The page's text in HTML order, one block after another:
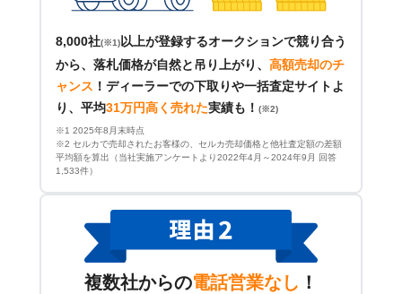
8,000社(※1) 以上が登録するオークションで競り合う
から、落札価格が自然と吊り上がり、 高額売却のチ
ャンス ！ ディーラーでの下取りや一括査定サイトよ
り、平均31万円高く売れた実績も！ (※2)
※1 2025年8月末時点
※2 セルカで売却されたお客様の、セルカ売却価格と他社査定額の差額
平均額を算出（当社実施アンケートより2022年4月～2024年9月 回答
1,533件）
複数社からの電話営業なし ！